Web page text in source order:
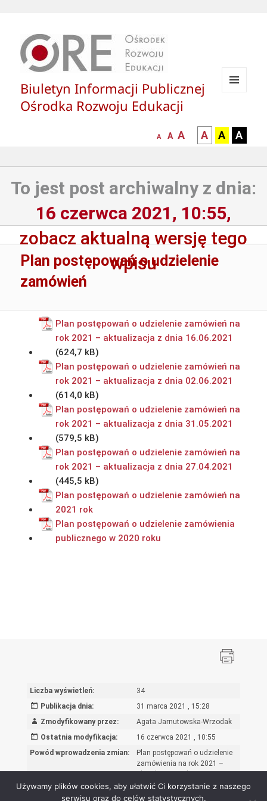
Biuletyn Informacji Publicznej
Ośrodka Rozwoju Edukacji
mniejsza
A
normalna
A
większa-
czcionka
A
kontrast
czarny
białym
A
kontrast
czarny
zółtym
A
żółty
A
To jest post archiwalny z dnia:
16 czerwca 2021, 10:55,
zobacz aktualną wersję tego
wpisu
Plan postępowań o udzielenie
zamówień
Plan postępowań o udzielenie zamówień na
rok 2021 – aktualizacja z dnia 16.06.2021
Plan postępowań o udzielenie zamówień na
rok 2021 – aktualizacja z dnia 02.06.2021
Plan postępowań o udzielenie zamówień na
rok 2021 – aktualizacja z dnia 31.05.2021
Plan postępowań o udzielenie zamówień na
rok 2021 – aktualizacja z dnia 27.04.2021
Plan postępowań o udzielenie zamówień na
2021 rok
Plan postępowań o udzielenie zamówienia
publicznego w 2020 roku
Liczba wyświetleń:
34
Publikacja dnia:
31 marca 2021 , 15:28
Zmodyfikowany przez:
Agata Jarnutowska-Wrzodak
Ostatnia modyfikacja:
16 czerwca 2021 , 10:55
Powód wprowadzenia zmian:
Plan postępowań o udzielenie
zamówienia na rok 2021 –
aktualizacja z dnia 16.06.2021
Używamy plików cookies, aby ułatwić Ci korzystanie z naszego
serwisu oraz do celów statystycznych.